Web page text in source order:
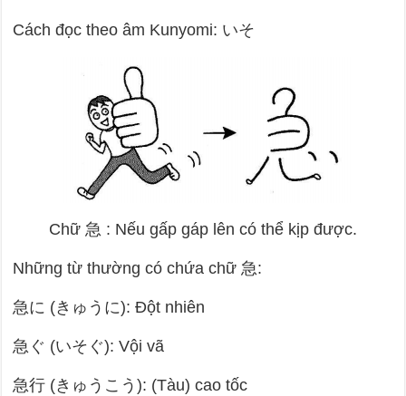
Cách đọc theo âm Kunyomi: いそ
Chữ 急 : Nếu gấp gáp lên có thể kịp được.
Những từ thường có chứa chữ急:
急に (きゅうに): Đột nhiên
急ぐ (いそぐ): Vội vã
急行 (きゅうこう): (Tàu) cao tốc